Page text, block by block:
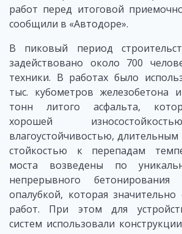
работ перед итоговой
сообщили в «Автодоре».
В пиковый период
задействовано около 700
техники. В работах было
тыс. кубометров железобетона
тонн литого асфальта,
хорошей
влагоустойчивостью,
стойкостью к перепадам
моста возведены по
непрерывного
опалубкой, которая значительно
работ. При этом для
систем использовали